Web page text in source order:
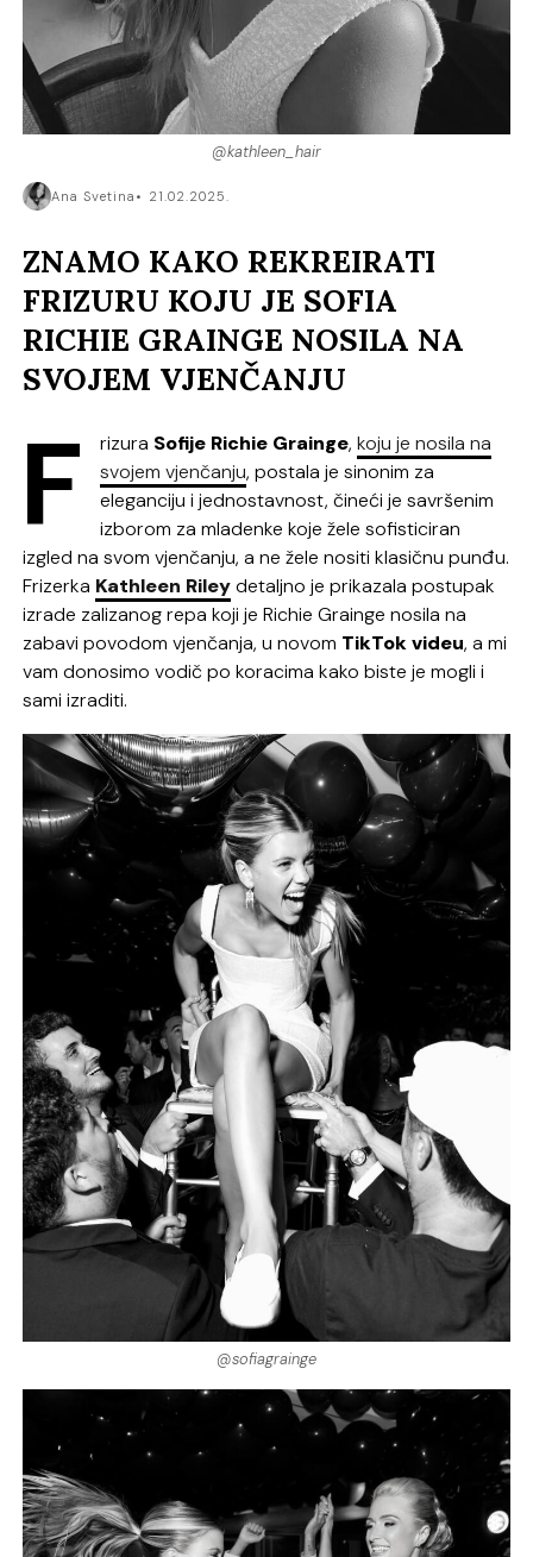
@kathleen_hair
Ana Svetina 21.02.2025.
ZNAMO KAKO REKREIRATI
FRIZURU KOJU JE SOFIA
RICHIE GRAINGE NOSILA NA
SVOJEM VJENČANJU
F rizura Sofije Richie Grainge,koju je nosila na
svojem vjenčanju, postala je sinonim za
eleganciju i jednostavnost, čineći je savršenim
izborom za mladenke koje žele sofisticiran
izgled na svom vjenčanju, a ne žele nositi klasičnu punđu.
Frizerka Kathleen Rileydetaljno je prikazala postupak
izrade zalizanog repa koji je Richie Grainge nosila na
zabavi povodom vjenčanja, u novom TikTok videu, a mi
vam donosimo vodič po koracima kako biste je mogli i
sami izraditi.
@sofiagrainge